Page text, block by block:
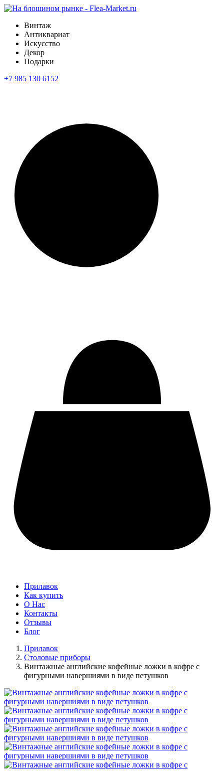
Винтаж
Антиквариат
Искусство
Декор
Подарки
+7 985 130 6152
Прилавок
Как купить
О Нас
Контакты
Отзывы
Блог
Прилавок
Столовые приборы
Винтажные английские кофейные ложки в кофре с
фигурными навершиями в виде петушков